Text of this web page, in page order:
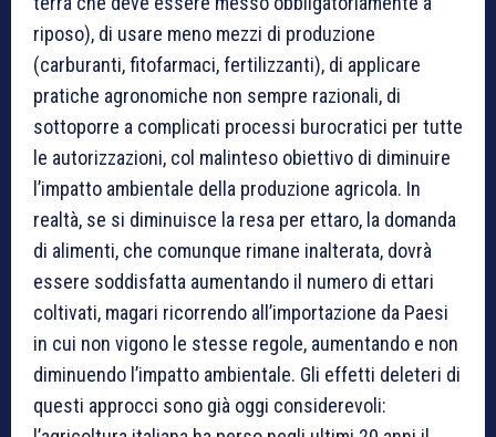
riposo), di usare meno mezzi di produzione
(carburanti, fitofarmaci, fertilizzanti), di applicare
pratiche agronomiche non sempre razionali, di
sottoporre a complicati processi burocratici per tutte
le autorizzazioni, col malinteso obiettivo di diminuire
l’impatto ambientale della produzione agricola. In
realtà, se si diminuisce la resa per ettaro, la domanda
di alimenti, che comunque rimane inalterata, dovrà
essere soddisfatta aumentando il numero di ettari
coltivati, magari ricorrendo all’importazione da Paesi
in cui non vigono le stesse regole, aumentando e non
diminuendo l’impatto ambientale. Gli effetti deleteri di
questi approcci sono già oggi considerevoli: